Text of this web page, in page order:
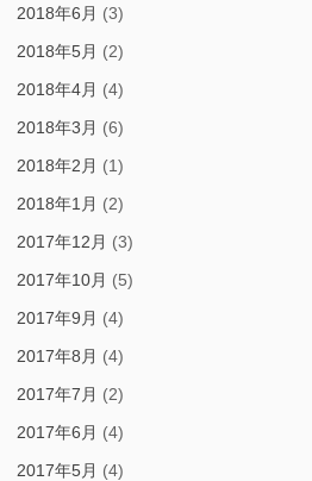
2018年6月 (3)
2018年5月 (2)
2018年4月 (4)
2018年3月 (6)
2018年2月 (1)
2018年1月 (2)
2017年12月 (3)
2017年10月 (5)
2017年9月 (4)
2017年8月 (4)
2017年7月 (2)
2017年6月 (4)
2017年5月 (4)